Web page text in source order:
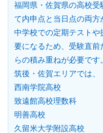
福岡県・佐賀県の高校
て内申点と当日点の両方
中学校での定期テスト
要になるため、受験直
らの積み重ねが必要です
筑後・佐賀エリアでは、
西南学院高校
致遠館高校理数科
明善高校
久留米大学附設高校